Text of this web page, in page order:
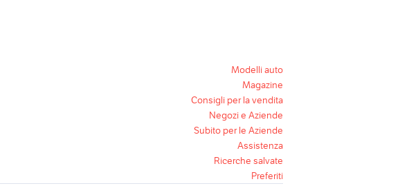
Modelli auto
Magazine
Consigli per la vendita
Negozi e Aziende
Subito per le Aziende
Assistenza
Ricerche salvate
Preferiti